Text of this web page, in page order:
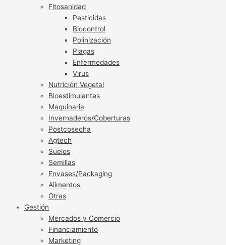
Fitosanidad
Pesticidas
Biocontrol
Polinización
Plagas
Enfermedades
Virus
Nutrición Vegetal
Bioestimulantes
Maquinaria
Invernaderos/Coberturas
Postcosecha
Agtech
Suelos
Semillas
Envases/Packaging
Alimentos
Otras
Gestión
Mercados y Comercio
Financiamiento
Marketing